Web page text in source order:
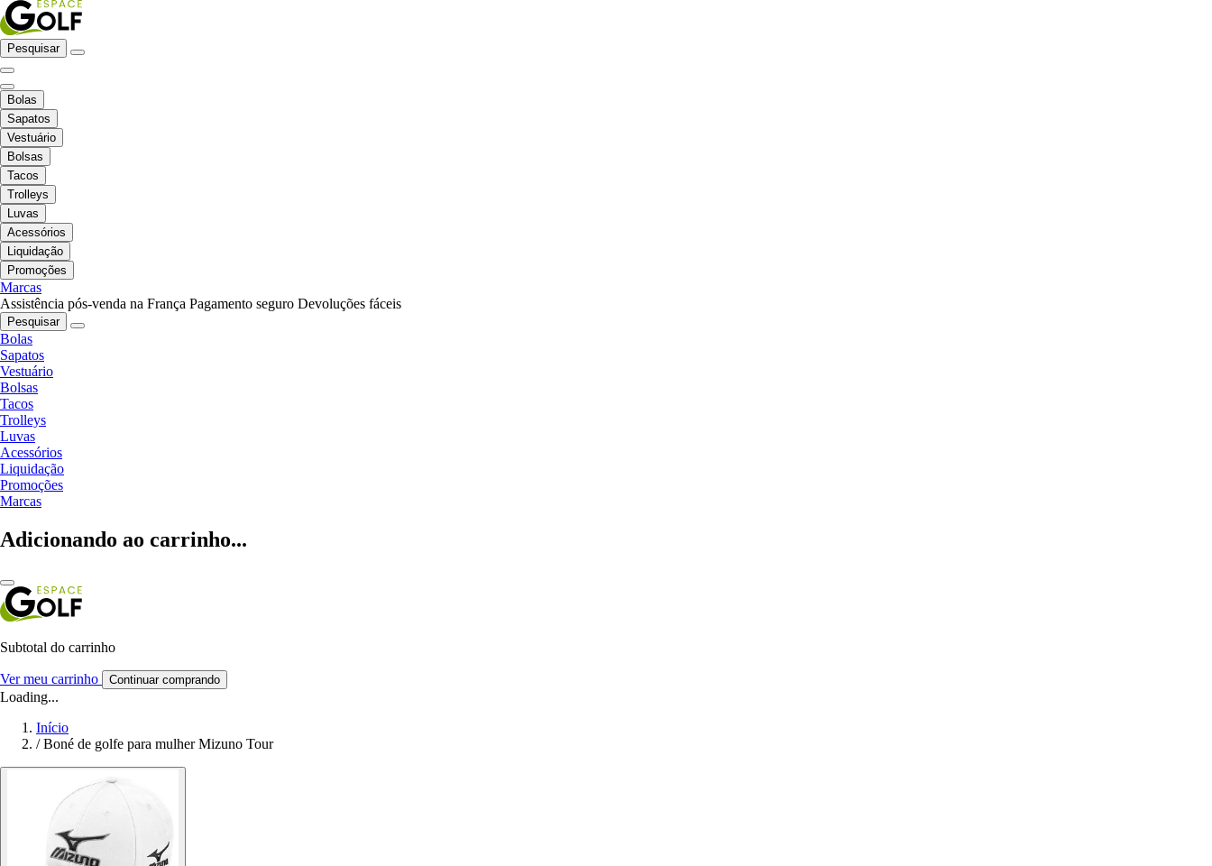
Pesquisar
Bolas
Sapatos
Vestuário
Bolsas
Tacos
Trolleys
Luvas
Acessórios
Liquidação
Promoções
Marcas
Assistência pós-venda na França Pagamento seguro Devoluções fáceis
Pesquisar
Bolas
Sapatos
Vestuário
Bolsas
Tacos
Trolleys
Luvas
Acessórios
Liquidação
Promoções
Marcas
Adicionando ao carrinho...
Subtotal do carrinho
Ver meu carrinho Continuar comprando
Loading...
Início
/ Boné de golfe para mulher Mizuno Tour